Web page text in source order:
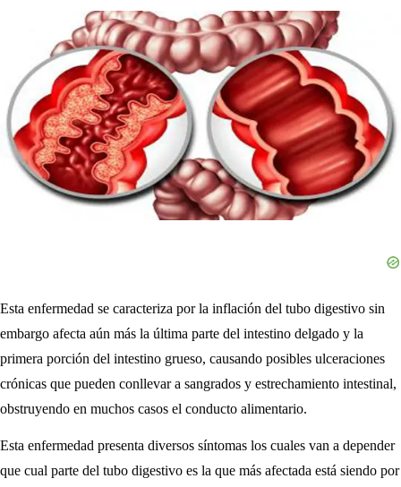
Esta enfermedad se caracteriza por la inflación del tubo digestivo sin
embargo afecta aún más la última parte del intestino delgado y la
primera porción del intestino grueso, causando posibles ulceraciones
crónicas que pueden conllevar a sangrados y estrechamiento intestinal,
obstruyendo en muchos casos el conducto alimentario.
Esta enfermedad presenta diversos síntomas los cuales van a depender
que cual parte del tubo digestivo es la que más afectada está siendo por